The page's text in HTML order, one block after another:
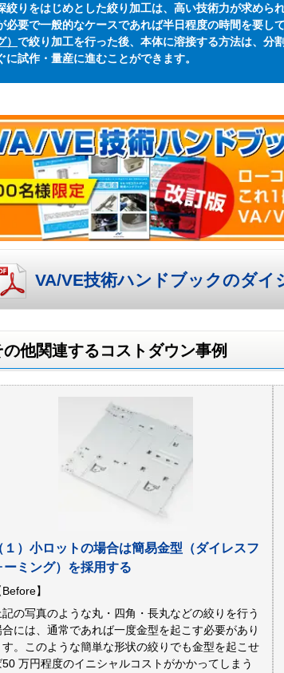
絞りをはじめとした絞り加工は、高い技術力が求めら
必要で一般的なケースであれば半日程度の時間を要し
） で絞り加工を行った後、本体に溶接する方法は、分
に試作・量産に進むことができます。
VA/VE技術ハンドブックのダイ
の他関連するコストダウン事例
１）小ロットの場合は簡易金型（ダイレスフ
ーミング）を採用する
】
記の写真のような丸・四角・長丸などの絞りを行う
合には、通常であれば一度金型を起こす必要があり
す。このような簡単な形状の絞りでも金型を起こせ
50 万円程度のイニシャルコストがかかってしまう